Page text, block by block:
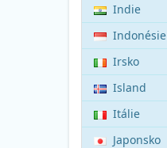
Indie
Indonésie
Irsko
Island
Itálie
Japonsko